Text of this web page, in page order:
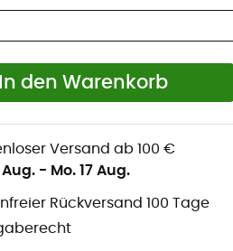
In den Warenkorb
Versand ab 100 €
Aug. - Mo. 17 Aug.
Rückversand 100 Tage